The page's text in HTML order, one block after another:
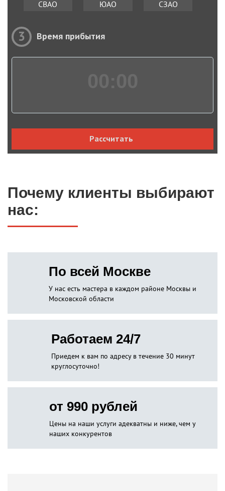
СВАО ЮАО СЗАО
3 Время прибытия
Рассчитать
Почему клиенты выбирают
нас:
По всей Москве
У нас есть мастера в каждом районе Москвы и
Московской области
Работаем 24/7
Приедем к вам по адресу в течение 30 минут
круглосуточно!
от 990 рублей
Цены на наши услуги адекватны и ниже, чем у
наших конкурентов